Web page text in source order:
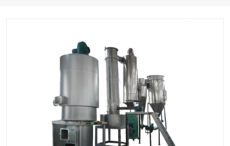
单锥螺带真空干燥机 沸腾干燥机
方形圆形真空干燥机 真空耙式干燥机
热风循环烘箱 喷雾干燥机
振动流化床干燥机 盘式干燥机